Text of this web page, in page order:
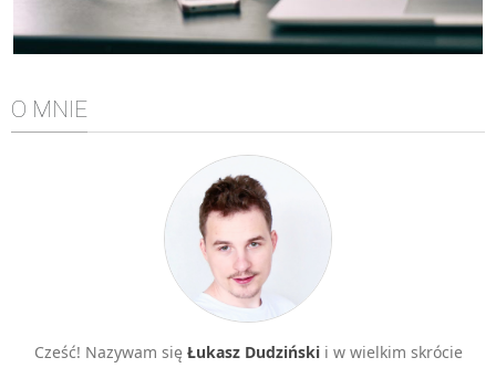
.htaccess
CSS 3
JavaScript
Django
PHP
WordPress
MOBILE
Android
O MNIE
Cześć! Nazywam się Łukasz Dudzińskii w wielkim skrócie